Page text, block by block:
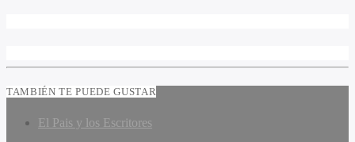
TAMBIÉN TE PUEDE GUSTAR
El Pais y los Escritores